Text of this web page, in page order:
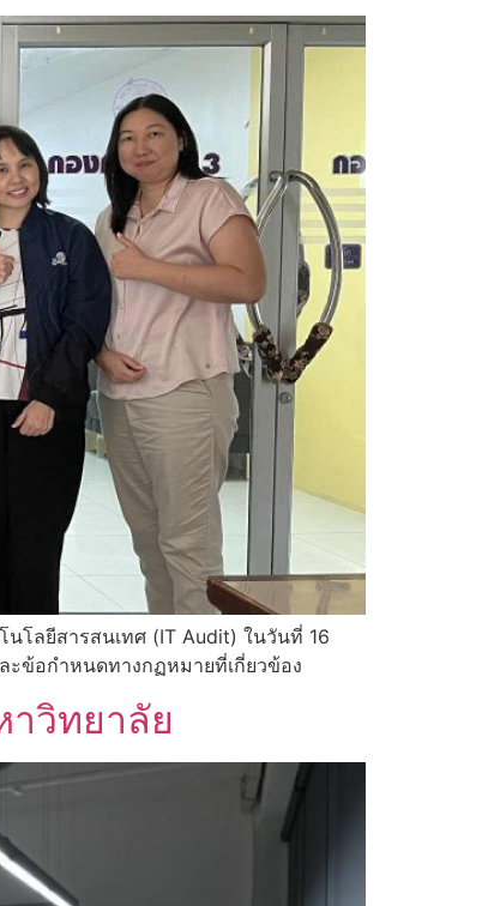
โลยีสารสนเทศ (IT Audit) ในวันที่ 16
ะข้อกำหนดทางกฏหมายที่เกี่ยวข้อง
วิทยาลัย